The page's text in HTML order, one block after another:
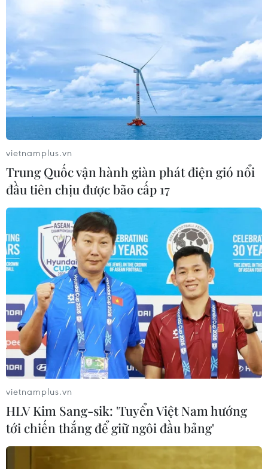
vietnamplus.vn
Trung Quốc vận hành giàn phát điện gió nổi
đầu tiên chịu được bão cấp 17
vietnamplus.vn
HLV Kim Sang-sik: 'Tuyển Việt Nam hướng
tới chiến thắng để giữ ngôi đầu bảng'